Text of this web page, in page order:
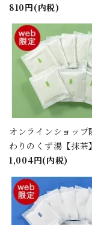
810円(内税)
オンラインショップ
わりのくず湯【抹茶】
1,004円(内税)